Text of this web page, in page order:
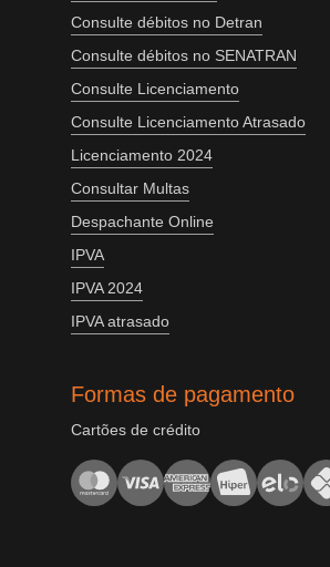
Consulte débitos no Detran
Consulte débitos no SENATRAN
Consulte Licenciamento
Consulte Licenciamento Atrasado
Licenciamento 2024
Consultar Multas
Despachante Online
IPVA
IPVA 2024
IPVA atrasado
Formas de pagamento
Cartões de crédito